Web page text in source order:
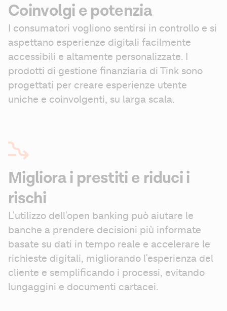
Coinvolgi e potenzia
I consumatori vogliono sentirsi in controllo e si
aspettano esperienze digitali facilmente
accessibili e altamente personalizzate. I
prodotti di gestione finanziaria di Tink sono
progettati per creare esperienze utente
uniche e coinvolgenti, su larga scala.
Migliora i prestiti e riduci i
rischi
L'utilizzo dell'open banking può aiutare le
banche a prendere decisioni più informate
basate su dati in tempo reale e accelerare le
richieste digitali, migliorando l'esperienza del
cliente e semplificando i processi, evitando
lungaggini e documenti cartacei.